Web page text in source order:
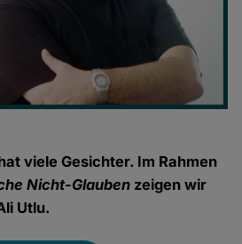
viele Gesichter. Im Rahmen
Nicht-Glauben zeigen wir
Utlu.